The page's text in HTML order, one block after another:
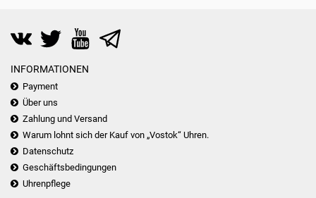
INFORMATIONEN
Payment
Über uns
Zahlung und Versand
Warum lohnt sich der Kauf von „Vostok“ Uhren.
Datenschutz
Geschäftsbedingungen
Uhrenpflege